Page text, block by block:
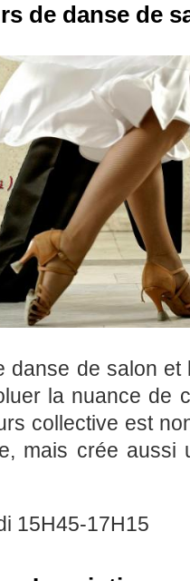
de danse de
danse de salon et
la nuance de
collective est
mais crée aussi
15H45-17H15